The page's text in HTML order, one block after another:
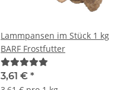
Lammpansen im Stück 1 kg
BARF Frostfutter
3,61 € *